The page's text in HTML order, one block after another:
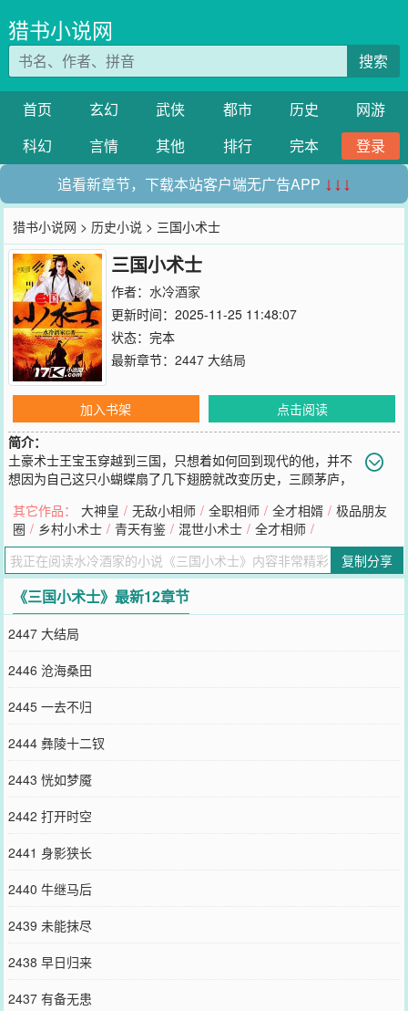
猎书小说网
搜索
首页 玄幻 武侠 都市 历史
网游
科幻
言情 其他 排行 完本
登录
追看新章节，下载本站客户端无广告APP ↓↓↓
猎书小说网 > 历史小说 > 三国小术士
三国小术士
作者： 水冷酒家
更新时间：2025-11-25 11:48:07
状态：完本
最新章节： 2447 大结局
加入书架
点击阅读
简介：
土豪术士王宝玉穿越到三国，只想着如何回到现代的他，并不
想因为自己这只小蝴蝶扇了几下翅膀就改变历史，三顾茅庐，
心要遵循历史的发展，于是，三国乱了，史学家哭了……小术士正版
书友群：61566921，期待大家的加入！新书《大神皇》发布，传递
门：&lt;ahref=&quot;http://17k.com/book/17113
您要是觉得《三国小术士》还不错的话请不要忘记向您QQ群和微博微
信里的朋友推荐哦！
其它作品： 大神皇 / 无敌小相师 / 全职相师 / 全才相婿 / 极品朋友
圈 / 乡村小术士 / 青天有鉴 / 混世小术士 / 全才相师 /
复制分享
《三国小术士》最新12章节
2447 大结局
2446 沧海桑田
2445 一去不归
2444 彝陵十二钗
2443 恍如梦魇
2442 打开时空
2441 身影狭长
2440 牛继马后
2439 未能抹尽
2438 早日归来
2437 有备无患